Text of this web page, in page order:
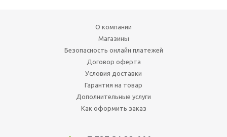
О компании
Магазины
Безопасность онлайн платежей
Договор оферта
Условия доставки
Гарантия на товар
Дополнительные услуги
Как оформить заказ